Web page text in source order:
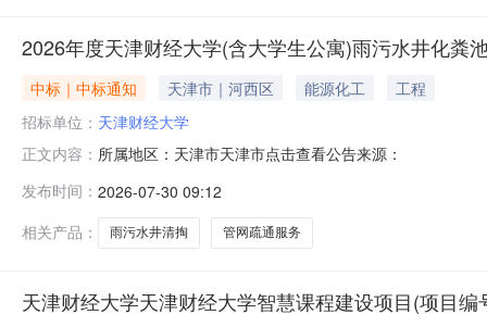
2026年度天津财经大学(含大学生公寓)雨污水井化粪
中标｜中标通知 天津市｜河西区 能源化工
工程
招标单位： 天津财经大学
正文内容： 所属地区：天津市天津市点击查看公告来源：
发布时间： 2026-07-30 09:12
相关产品：
雨污水井清掏 管网疏通服务
天津财经大学天津财经大学智慧课程建设项目(项目